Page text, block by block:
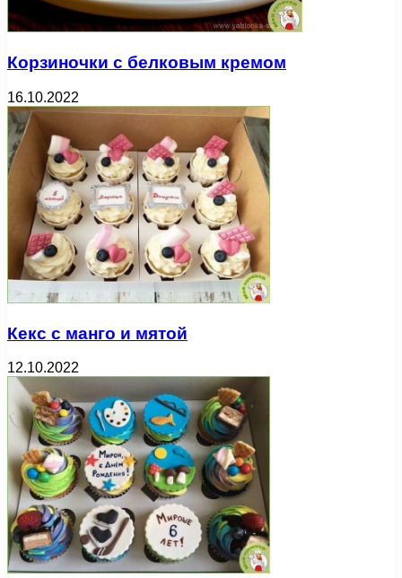
Корзиночки с белковым кремом
16.10.2022
Кекс с манго и мятой
12.10.2022